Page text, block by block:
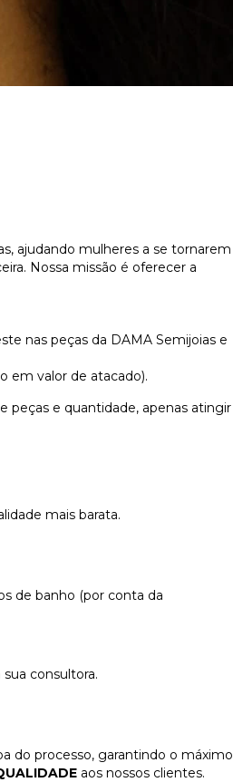
ajudando mulheres a se tornarem
Nossa missão é oferecer a
nas peças da DAMA Semijoias e
em valor de atacado).
e quantidade, apenas atingir
mais barata.
de banho (por conta da
consultora.
do processo, garantindo o máximo
aos nossos clientes.